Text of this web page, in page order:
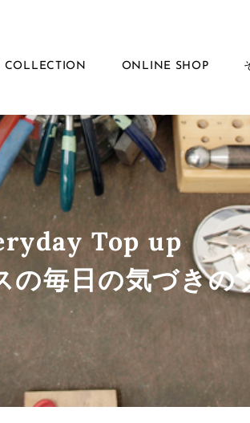
COLLECTION ONLINE SHOP
Top up
の毎日の気づきの